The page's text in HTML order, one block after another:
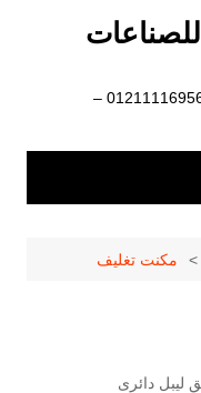
رائد الصناعات الهندسية 01211116954 – 01211116956 –
مكنت تغليف
ليبل دائرى